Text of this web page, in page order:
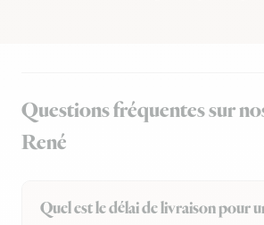
Questions fréquentes sur
René
Quel est le délai de livraison pour